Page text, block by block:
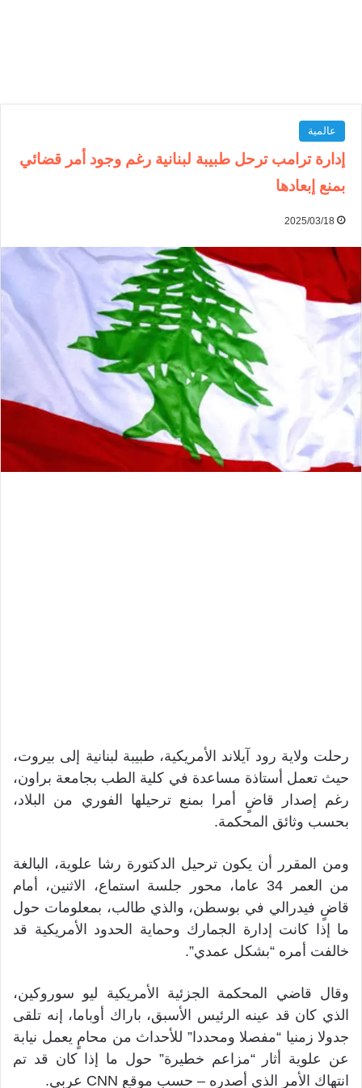
عالمية
إدارة ترامب ترحل طبيبة لبنانية رغم وجود أمر قضائي
بمنع إبعادها
2025/03/18
رحلت ولاية رود آيلاند الأمريكية، طبيبة لبنانية إلى بيروت،
حيث تعمل أستاذة مساعدة في كلية الطب بجامعة براون،
رغم إصدار قاضٍ أمرا بمنع ترحيلها الفوري من البلاد،
بحسب وثائق المحكمة.
ومن المقرر أن يكون ترحيل الدكتورة رشا علوية، البالغة
من العمر 34 عاما، محور جلسة استماع، الاثنين، أمام
قاضٍ فيدرالي في بوسطن، والذي طالب، بمعلومات حول
ما إذا كانت إدارة الجمارك وحماية الحدود الأمريكية قد
خالفت أمره “بشكل عمدي”.
وقال قاضي المحكمة الجزئية الأمريكية ليو سوروكين،
الذي كان قد عينه الرئيس الأسبق، باراك أوباما، إنه تلقى
جدولا زمنيا “مفصلا ومحددا” للأحداث من محامٍ يعمل نيابة
عن علوية أثار “مزاعم خطيرة” حول ما إذا كان قد تم
انتهاك الأمر الذي أصدره – حسب موقع CNN عربي.